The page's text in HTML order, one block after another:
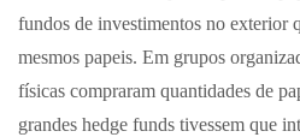
fundos de investimentos no exterior
mesmos papeis. Em grupos
físicas compraram quantidades de
grandes hedge funds tivessem que